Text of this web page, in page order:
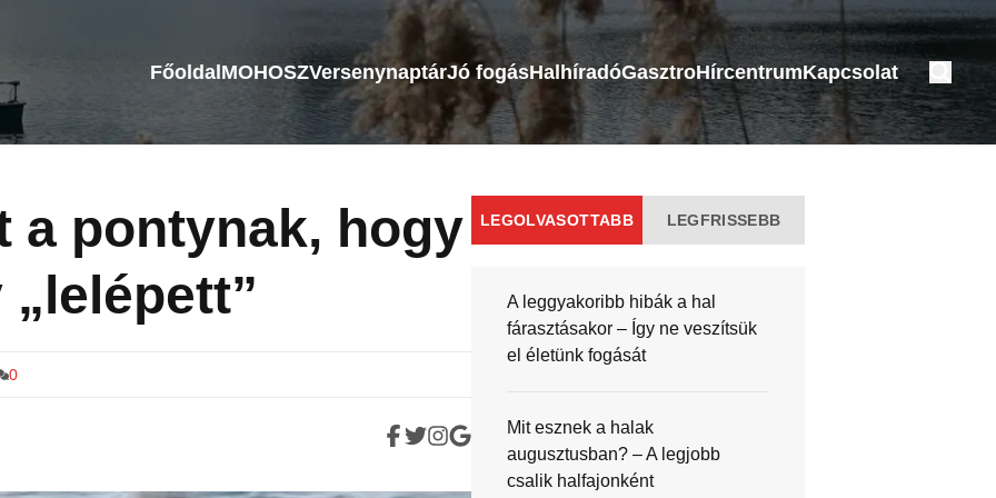
FőoldalMOHOSZVersenynaptárJó fogásHalhíradóGasztroHírcentrumKapcsolat
a pontynak, hogy
0
LEGOLVASOTTABB LEGFRISSEBB
A leggyakoribb hibák a hal
fárasztásakor – Így ne veszítsük
el életünk fogását
Mit esznek a halak
augusztusban? – A legjobb
csalik halfajonként